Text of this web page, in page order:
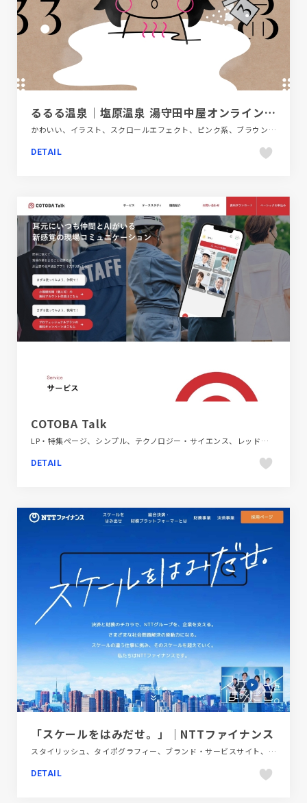
るるる温泉｜塩原温泉 湯守田中屋オンラインショップ
かわいい、イラスト、スクロールエフェクト、ピンク系、ブラウン系、ブラック系 、ブランド・サービスサイト、ベージュ・ゴールド系、ポップ、モーション多め、手書き・ハンドメイド
DETAIL
COTOBA Talk
LP・特集ページ、シンプル、テクノロジー・サイエンス、レッド系、医療・ヘルスケア、大きめ写真
DETAIL
「スケールをはみだせ。」｜NTTファイナンス
スタイリッシュ、タイポグラフィー、ブランド・サービスサイト、ブルー系、大きめ写真、手書き・ハンドメイド、新卒・中途採用サイト、金融・法律・人材・専門職
DETAIL